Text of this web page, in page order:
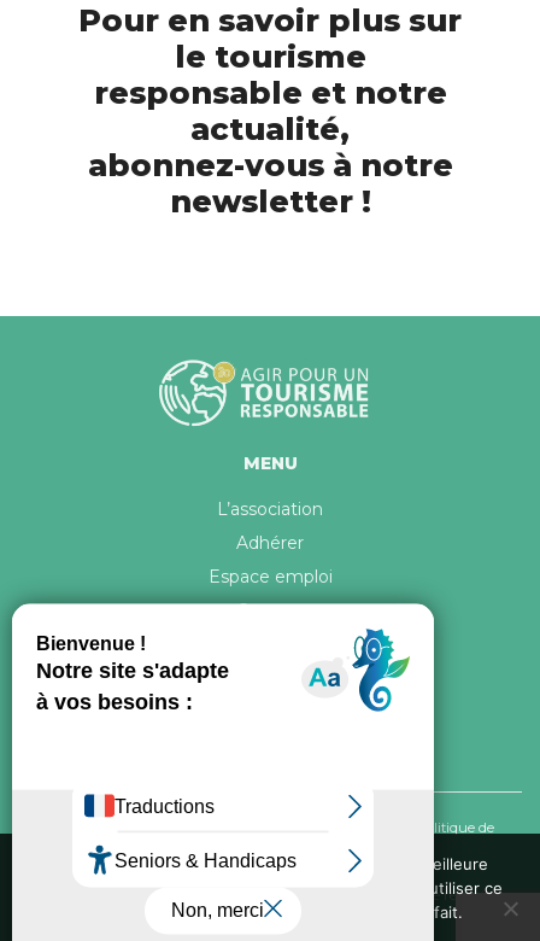
Pour en savoir plus sur
le tourisme
responsable et notre
actualité,
abonnez-vous à notre
newsletter !
MENU
L’association
Adhérer
Espace emploi
Contact
Politique de
confidentialité
Conception graphique, iconographie et développement de ce site réalisés par
Nous utilisons des cookies pour vous garantir la meilleure
expérience sur notre site web. Si vous continuez à utiliser ce
site, nous supposerons que vous en êtes satisfait.